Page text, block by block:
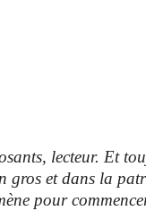
lecteur. Et
gros et dans la
pour